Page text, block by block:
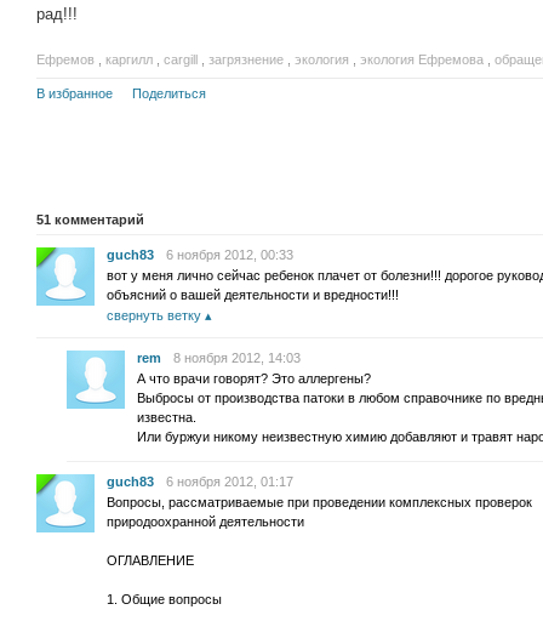
рад!!!
Ефремов каргилл cargill загрязнение экология экология Ефремова
В избранное Поделиться
51 комментарий
guch83
6 ноября 2012, 00:33
вот у меня лично сейчас ребенок плачет от болезни!!! дорогое
объясний о вашей деятельности и вредности!!!
свернуть ветку
rem
8 ноября 2012, 14:03
А что врачи говорят? Это аллергены?
Выбросы от производства патоки в любом справочнике по
известна.
Или буржуи никому неизвестную химию добавляют и травят
guch83
6 ноября 2012, 01:17
Вопросы, рассматриваемые при проведении комплексных проверок
природоохранной деятельности
ОГЛАВЛЕНИЕ
1. Общие вопросы